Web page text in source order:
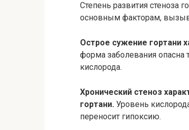
Степень развития стеноза
основным факторам,
Острое сужение гортани
форма заболевания опасна
кислорода.
Хронический стеноз
гортани. Уровень
переносит гипоксию.